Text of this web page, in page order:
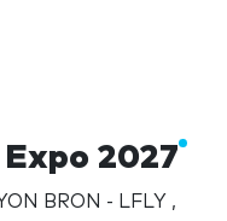
Expo 2027
BRON - LFLY ,